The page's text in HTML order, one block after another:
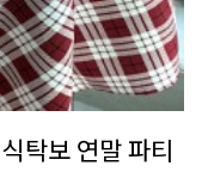
탁보 연말 파티